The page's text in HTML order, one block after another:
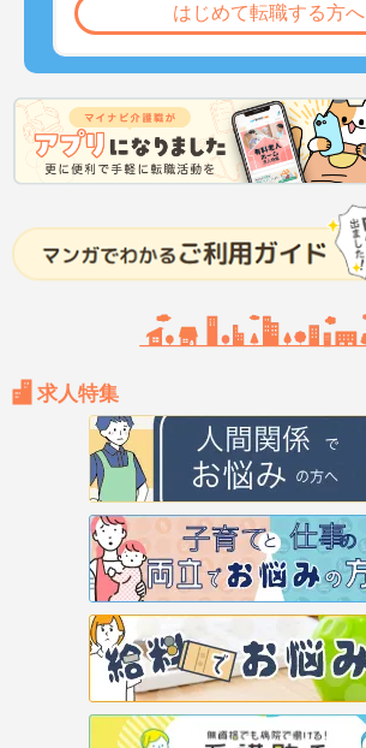
はじめて転職する方へ
求人特集